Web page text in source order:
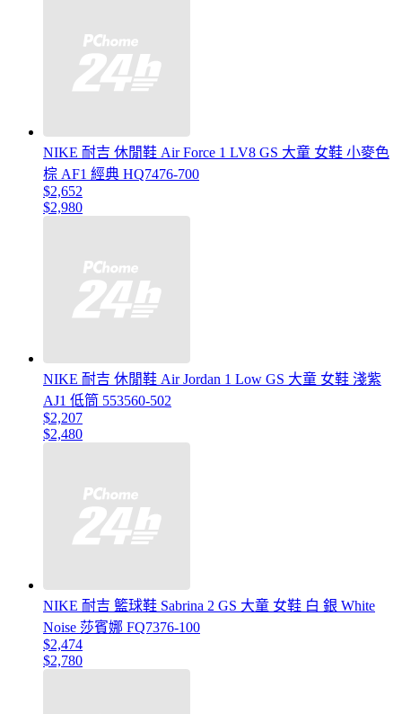
NIKE 耐吉 休閒鞋 Air Force 1 LV8 GS 大童 女鞋 小麥色
棕 AF1 經典 HQ7476-700
$2,652
$2,980
NIKE 耐吉 休閒鞋 Air Jordan 1 Low GS 大童 女鞋 淺紫
AJ1 低筒 553560-502
$2,207
$2,480
NIKE 耐吉 籃球鞋 Sabrina 2 GS 大童 女鞋 白 銀 White
Noise 莎賓娜 FQ7376-100
$2,474
$2,780